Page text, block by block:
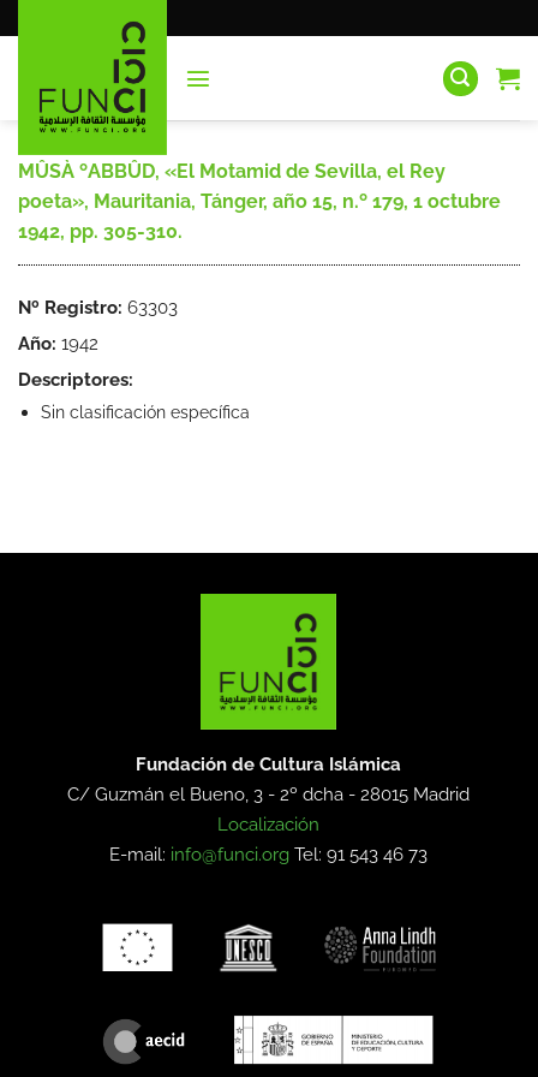
al
MÛSÀ ºABBÛD, «El Motamid de Sevilla, el Rey
poeta», Mauritania, Tánger, año 15, n.º 179, 1 octubre
1942, pp. 305-310.
Nº Registro: 63303
Año: 1942
Descriptores:
Sin clasificación específica
Fundación de Cultura Islámica
C/ Guzmán el Bueno, 3 - 2º dcha -28015 Madrid
Localización
E-mail: info@funci.org Tel: 91 543 46 73